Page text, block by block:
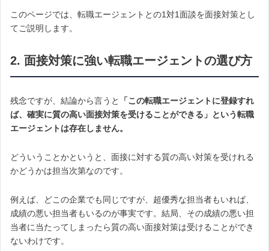
このページでは、転職エージェントとの1対1面談を面接対策とし
てご説明します。
2. 面接対策に強い転職エージェントの選び方
残念ですが、結論から言うと
「この転職エージェントに登録すれ
ば、確実に質の高い面接対策を受けることができる」という転職
エージェントは存在しません。
どういうことかというと、面接に対する質の高い対策を受けれる
かどうかは担当次第なのです。
例えば、どこの企業でも同じですが、超優秀な担当者もいれば、
成績の悪い担当者もいるのが事実です。結局、その成績の悪い担
当者に当たってしまったら質の高い面接対策は受けることができ
ないわけです。